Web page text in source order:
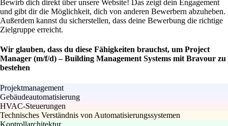
Bewirb dich direkt über unsere Website! Das zeigt dein Engagement
und gibt dir die Möglichkeit, dich von anderen Bewerbern abzuheben.
Außerdem kannst du sicherstellen, dass deine Bewerbung die richtige
Zielgruppe erreicht.
Wir glauben, dass du diese Fähigkeiten brauchst, um Project
Manager (m/f/d) – Building Management Systems mit Bravour zu
bestehen
Projektmanagement
Gebäudeautomatisierung
HVAC-Steuerungen
Technisches Verständnis von Automatisierungssystemen
Kontrollarchitektur